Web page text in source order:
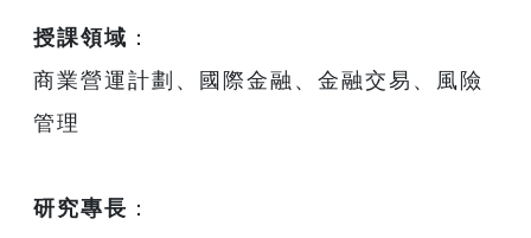
授課領域 ：
商業營運計劃、國際金融、金融交易、風險
管理
研究專長 ：